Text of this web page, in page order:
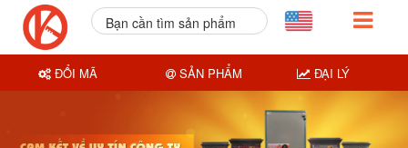
Bạn cần tìm sản phẩm
ĐỔI MÃ SẢN PHẨM ĐẠI LÝ